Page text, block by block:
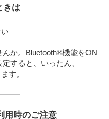
きは
か。Bluetooth®機能をON
すると、いったん、
す。
時のご注意